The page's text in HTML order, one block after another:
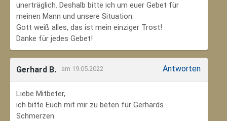
unerträglich. Deshalb bitte ich um euer Gebet für
meinen Mann und unsere Situation.
Gott weiß alles, das ist mein einziger Trost!
Danke für jedes Gebet!
Gerhard B. am 19.05.2022 Antworten
Liebe Mitbeter,
ich bitte Euch mit mir zu beten für Gerhards
Schmerzen.